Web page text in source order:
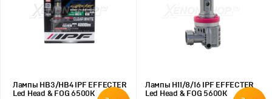
Лампы HB3/HB4 IPF EFFECTER
Led Head & FOG 6500K
Лампы H11/8/16 IPF EFFECTER
Led Head & FOG 5600K